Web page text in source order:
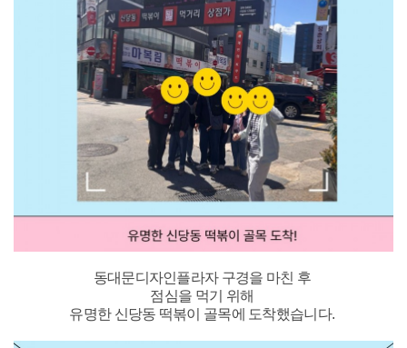
동대문디자인플라자 구경을 마친 후
점심을 먹기 위해
유명한 신당동 떡볶이 골목에 도착했습니다.